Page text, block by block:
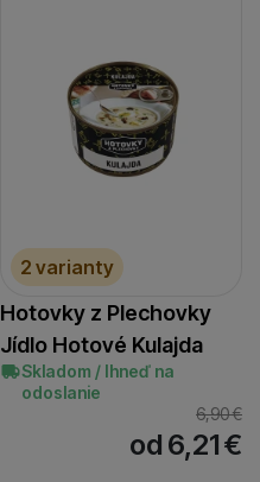
2 varianty
Hotovky z Plechovky
Jídlo Hotové Kulajda
Skladom / Ihneď na
odoslanie
6,90€
od 6,21€